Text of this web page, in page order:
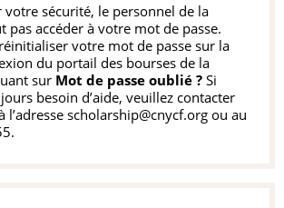
votre sécurité, le personnel de la
pas accéder à votre mot de passe.
votre mot de passe sur la
du portail des bourses de la
sur Mot de passe oublié ? Si
besoin d’aide, veuillez contacter
l’adresse scholarship@cnycf.org ou au